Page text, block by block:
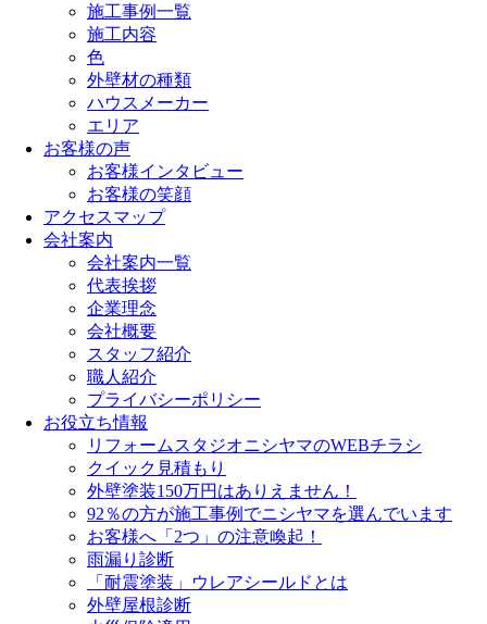
施工事例一覧
施工内容
色
外壁材の種類
ハウスメーカー
エリア
お客様の声
お客様インタビュー
お客様の笑顔
アクセスマップ
会社案内
会社案内一覧
代表挨拶
企業理念
会社概要
スタッフ紹介
職人紹介
プライバシーポリシー
お役立ち情報
リフォームスタジオニシヤマのWEBチラシ
クイック見積もり
外壁塗装150万円はありえません！
92％の方が施工事例でニシヤマを選んでいます
お客様へ「2つ」の注意喚起！
雨漏り診断
「耐震塗装」ウレアシールドとは
外壁屋根診断